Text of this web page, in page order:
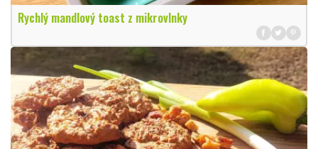
Rychlý mandlový toast z mikrovlnky